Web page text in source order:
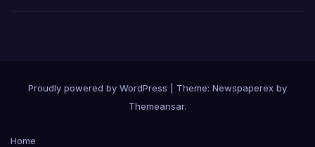
Proudly powered by WordPress
Theme: Newspaperex by
Themeansar.
Home